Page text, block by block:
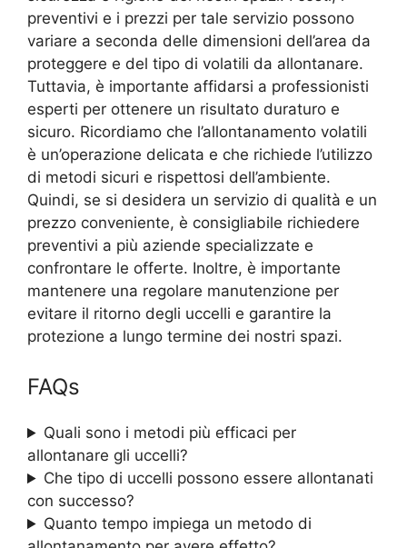
preventivi e i prezzi per tale servizio possono
variare a seconda delle dimensioni dell’area da
proteggere e del tipo di volatili da allontanare.
Tuttavia, è importante affidarsi a professionisti
esperti per ottenere un risultato duraturo e
sicuro. Ricordiamo che l’allontanamento volatili
è un’operazione delicata e che richiede l’utilizzo
di metodi sicuri e rispettosi dell’ambiente.
Quindi, se si desidera un servizio di qualità e un
prezzo conveniente, è consigliabile richiedere
preventivi a più aziende specializzate e
confrontare le offerte. Inoltre, è importante
mantenere una regolare manutenzione per
evitare il ritorno degli uccelli e garantire la
protezione a lungo termine dei nostri spazi.
FAQs
Quali sono i metodi più efficaci per
allontanare gli uccelli?
Che tipo di uccelli possono essere allontanati
con successo?
Quanto tempo impiega un metodo di